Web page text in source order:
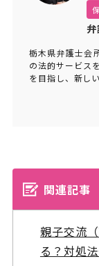
栃木県弁護士会
の法的サービス
を目指し、新し
関連記事
親子交流
る？対処